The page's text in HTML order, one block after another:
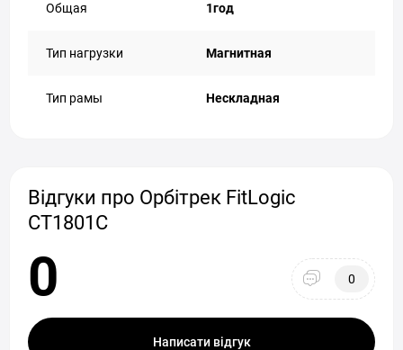
Общая 1год
Тип нагрузки Магнитная
Тип рамы Нескладная
Відгуки про Орбітрек FitLogic
CT1801C
0 0
Написати відгук